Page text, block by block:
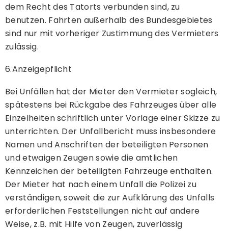
dem Recht des Tatorts verbunden sind, zu
benutzen. Fahrten außerhalb des Bundesgebietes
sind nur mit vorheriger Zustimmung des Vermieters
zulässig.
6.Anzeigepflicht
Bei Unfällen hat der Mieter den Vermieter sogleich,
spätestens bei Rückgabe des Fahrzeuges über alle
Einzelheiten schriftlich unter Vorlage einer Skizze zu
unterrichten. Der Unfallbericht muss insbesondere
Namen und Anschriften der beteiligten Personen
und etwaigen Zeugen sowie die amtlichen
Kennzeichen der beteiligten Fahrzeuge enthalten.
Der Mieter hat nach einem Unfall die Polizei zu
verständigen, soweit die zur Aufklärung des Unfalls
erforderlichen Feststellungen nicht auf andere
Weise, z.B. mit Hilfe von Zeugen, zuverlässig